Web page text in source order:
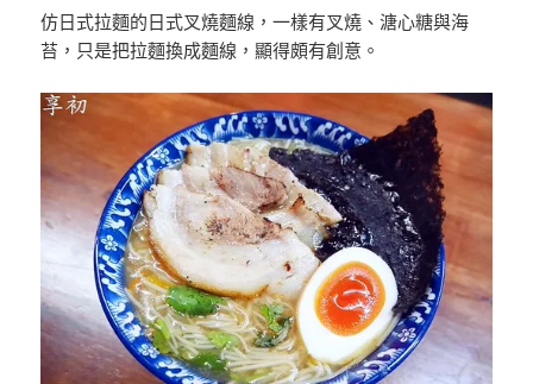
仿日式拉麵的日式叉燒麵線，一樣有叉燒、溏心糖與海
苔，只是把拉麵換成麵線，顯得頗有創意。